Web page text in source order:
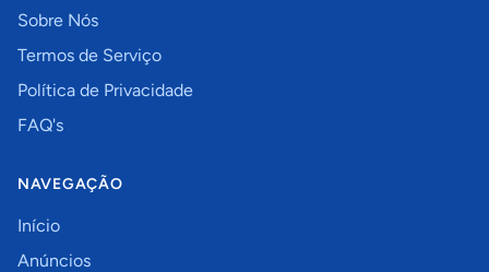
Sobre Nós
Termos de Serviço
Política de Privacidade
FAQ's
NAVEGAÇÃO
Início
Anúncios